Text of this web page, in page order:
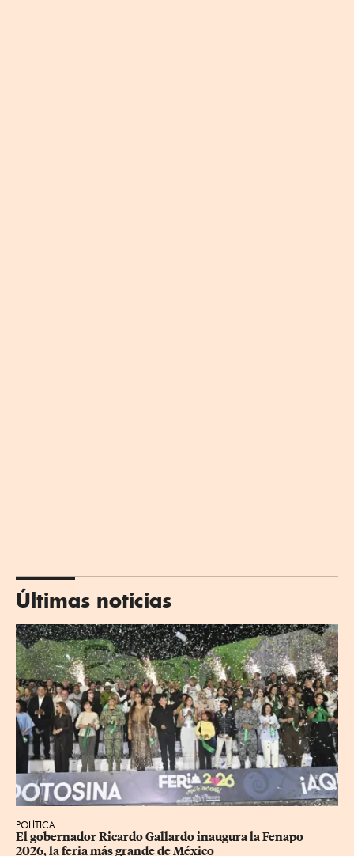
Últimas noticias
POLÍTICA
​El gobernador Ricardo Gallardo inaugura la Fenapo
2026, la feria más grande de México